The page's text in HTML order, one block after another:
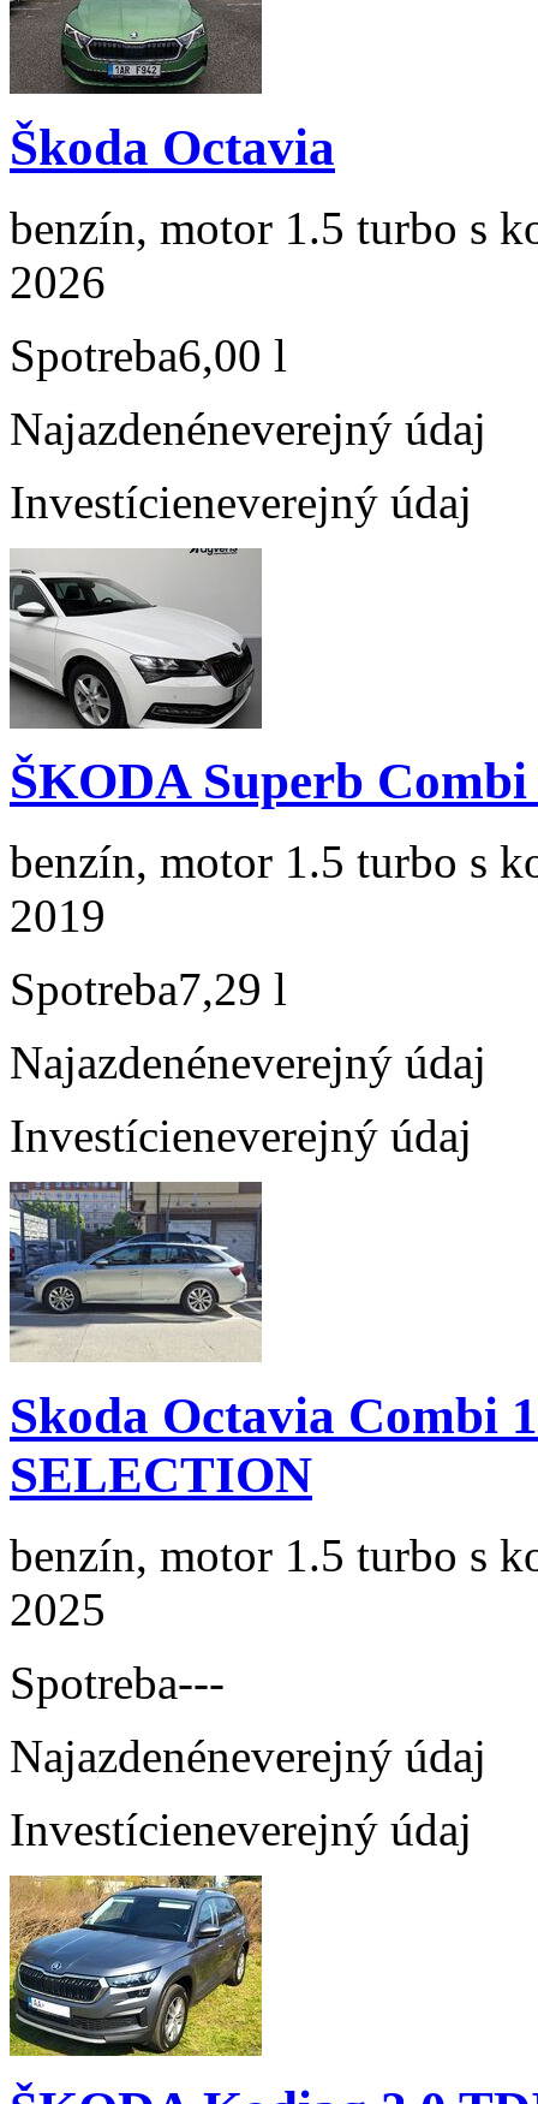
Škoda Octavia
benzín, motor 1.5 turbo s
2026
Spotreba6,00 l
Najazdenéneverejný údaj
Investícieneverejný údaj
ŠKODA Superb
benzín, motor 1.5 turbo s
2019
Spotreba7,29 l
Najazdenéneverejný údaj
Investícieneverejný údaj
Skoda Octavia Combi
SELECTION
benzín, motor 1.5 turbo s
2025
Spotreba---
Najazdenéneverejný údaj
Investícieneverejný údaj